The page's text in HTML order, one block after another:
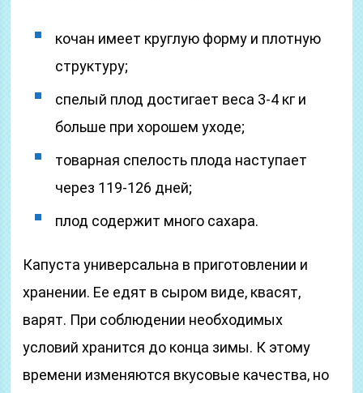
кочан имеет круглую форму и плотную
структуру;
спелый плод достигает веса 3-4 кг и
больше при хорошем уходе;
товарная спелость плода наступает
через 119-126 дней;
плод содержит много сахара.
Капуста универсальна в приготовлении и
хранении. Ее едят в сыром виде, квасят,
варят. При соблюдении необходимых
условий хранится до конца зимы. К этому
времени изменяются вкусовые качества, но